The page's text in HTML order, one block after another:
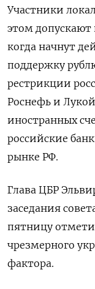
Участники
этом допускают
когда начнут
поддержку
рестрикции
Роснефь и
иностранных
российские
рынке РФ.
Глава ЦБР
заседания
пятницу
чрезмерного
фактора.